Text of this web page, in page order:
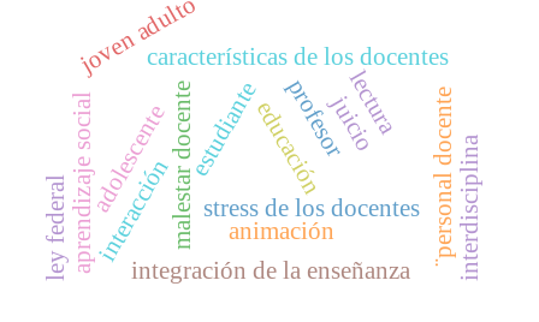
malestar docente stress de los docentes
características de los docentes
educación
estudiante profesor
interacción
aprendizaje socialadolescente ¨personal docente
juicio
lectura
animación
joven adulto
ley federal interdisciplina
integración de la enseñanza